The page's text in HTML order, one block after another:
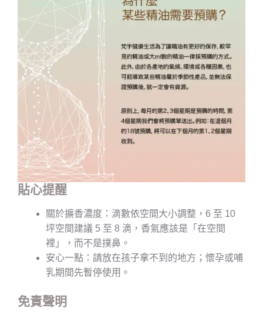
貼心提醒
關於擴香濃度：滴數依空間大小調整，6 至 10
坪空間建議 5 至 8 滴，香氣應該是「在空間
裡」，而不是撲鼻。
安心一點：請放在孩子拿不到的地方；懷孕或哺
乳期間先暫停使用。
免責聲明